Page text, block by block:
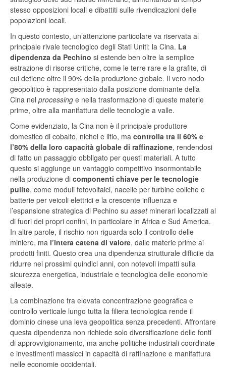
stesso opposizioni locali e dibattiti sulle rivendicazioni delle
popolazioni locali.
In questo contesto, un’attenzione particolare va riservata al
principale rivale tecnologico degli Stati Uniti: la Cina. La
dipendenza da Pechino si estende ben oltre la semplice
estrazione di risorse critiche, come le terre rare e la grafite, di
cui detiene oltre il 90% della produzione globale. Il vero nodo
geopolitico è rappresentato dalla posizione dominante della
Cina nel processing e nella trasformazione di queste materie
prime, oltre alla manifattura delle tecnologie a valle.
Come evidenziato, la Cina non è il principale produttore
domestico di cobalto, nichel e litio, ma controlla tra il 60% e
l’80% della loro capacità globale di raffinazione, rendendosi
di fatto un passaggio obbligato per questi materiali. A tutto
questo si aggiunge un vantaggio competitivo insormontabile
nella produzione di componenti chiave per le tecnologie
pulite, come moduli fotovoltaici, nacelle per turbine eoliche e
batterie per veicoli elettrici e la crescente influenza e
l’espansione strategica di Pechino su assetminerari localizzati al
di fuori dei propri confini, in particolare in Africa e Sud America.
In altre parole, il rischio non riguarda solo il controllo delle
miniere, ma l’intera catena di valore, dalle materie prime ai
prodotti finiti. Questo crea una dipendenza strutturale difficile da
ridurre nei prossimi quindici anni, con notevoli impatti sulla
sicurezza energetica, industriale e tecnologica delle economie
alleate.
La combinazione tra elevata concentrazione geografica e
controllo verticale lungo tutta la filiera tecnologica rende il
dominio cinese una leva geopolitica senza precedenti. Affrontare
questa dipendenza non richiede solo diversificazione delle fonti
di approvvigionamento, ma anche politiche industriali coordinate
e investimenti massicci in capacità di raffinazione e manifattura
nelle economie occidentali.